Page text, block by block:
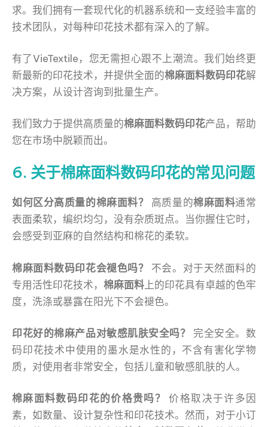
求。我们拥有一套现代化的机器系统和一支经验丰富的
技术团队，对每种印花技术都有深入的了解。
有了VieTextile，您无需担心跟不上潮流。我们始终更
新最新的印花技术，并提供全面的棉麻面料数码印花解
决方案，从设计咨询到批量生产。
我们致力于提供高质量的棉麻面料数码印花产品，帮助
您在市场中脱颖而出。
6. 关于棉麻面料数码印花的常见问题
如何区分高质量的棉麻面料？ 高质量的棉麻面料通常
表面柔软，编织均匀，没有杂质斑点。当你握住它时，
会感受到亚麻的自然结构和棉花的柔软。
棉麻面料数码印花会褪色吗？
不会。对于天然面料的
专用活性印花技术， 棉麻面料 上的印花具有卓越的色牢
度，洗涤或暴露在阳光下不会褪色。
印花好的棉麻产品对敏感肌肤安全吗？
完全安全。数
码印花技术中使用的墨水是水性的，不含有害化学物
质，对使用者非常安全，包括儿童和敏感肌肤的人。
棉麻面料数码印花的价格贵吗？
价格取决于许多因
素，如数量、设计复杂性和印花技术。然而，对于小订